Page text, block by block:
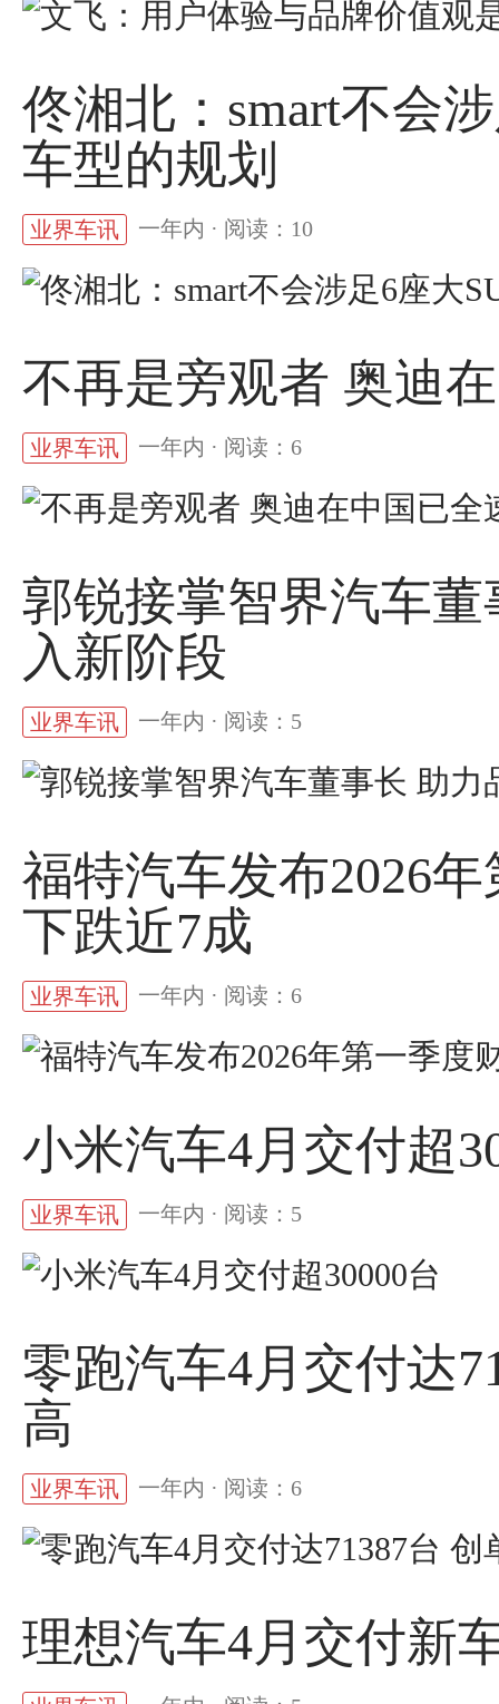
佟湘北：smart不会
车型的规划
业界车讯 一年内 · 阅读：10
不再是旁观者 奥迪
业界车讯 一年内 · 阅读：6
郭锐接掌智界汽车
入新阶段
业界车讯 一年内 · 阅读：5
福特汽车发布2026
下跌近7成
业界车讯 一年内 · 阅读：6
小米汽车4月交付超
业界车讯 一年内 · 阅读：5
零跑汽车4月交付达
高
业界车讯 一年内 · 阅读：6
理想汽车4月交付新